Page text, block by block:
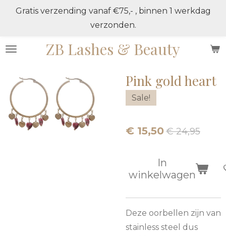
de
ZB Lashes & Beauty
Gratis verzending vanaf €75,- , binnen 1 werkdag
verzonden.
Pink gold heart
Sale!
€ 15,50 € 24,95
In
winkelwagen
Deze oorbellen zijn van
stainless steel dus